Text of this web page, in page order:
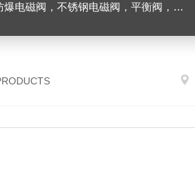
磁阀，平衡阀，排气阀，减压阀，柱塞阀，过滤器